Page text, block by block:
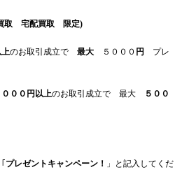
取 宅配買取 限定)
上のお取引成立で 最大 ５０００ 円 プレ
０００円以上のお取引成立で 最大
５００
プレゼントキャンペーン！
」と記入してくだ